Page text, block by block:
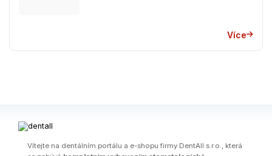
Více
Ví­tejte na dentálním portálu a e-shopu firmy DentAll s.r.o., která